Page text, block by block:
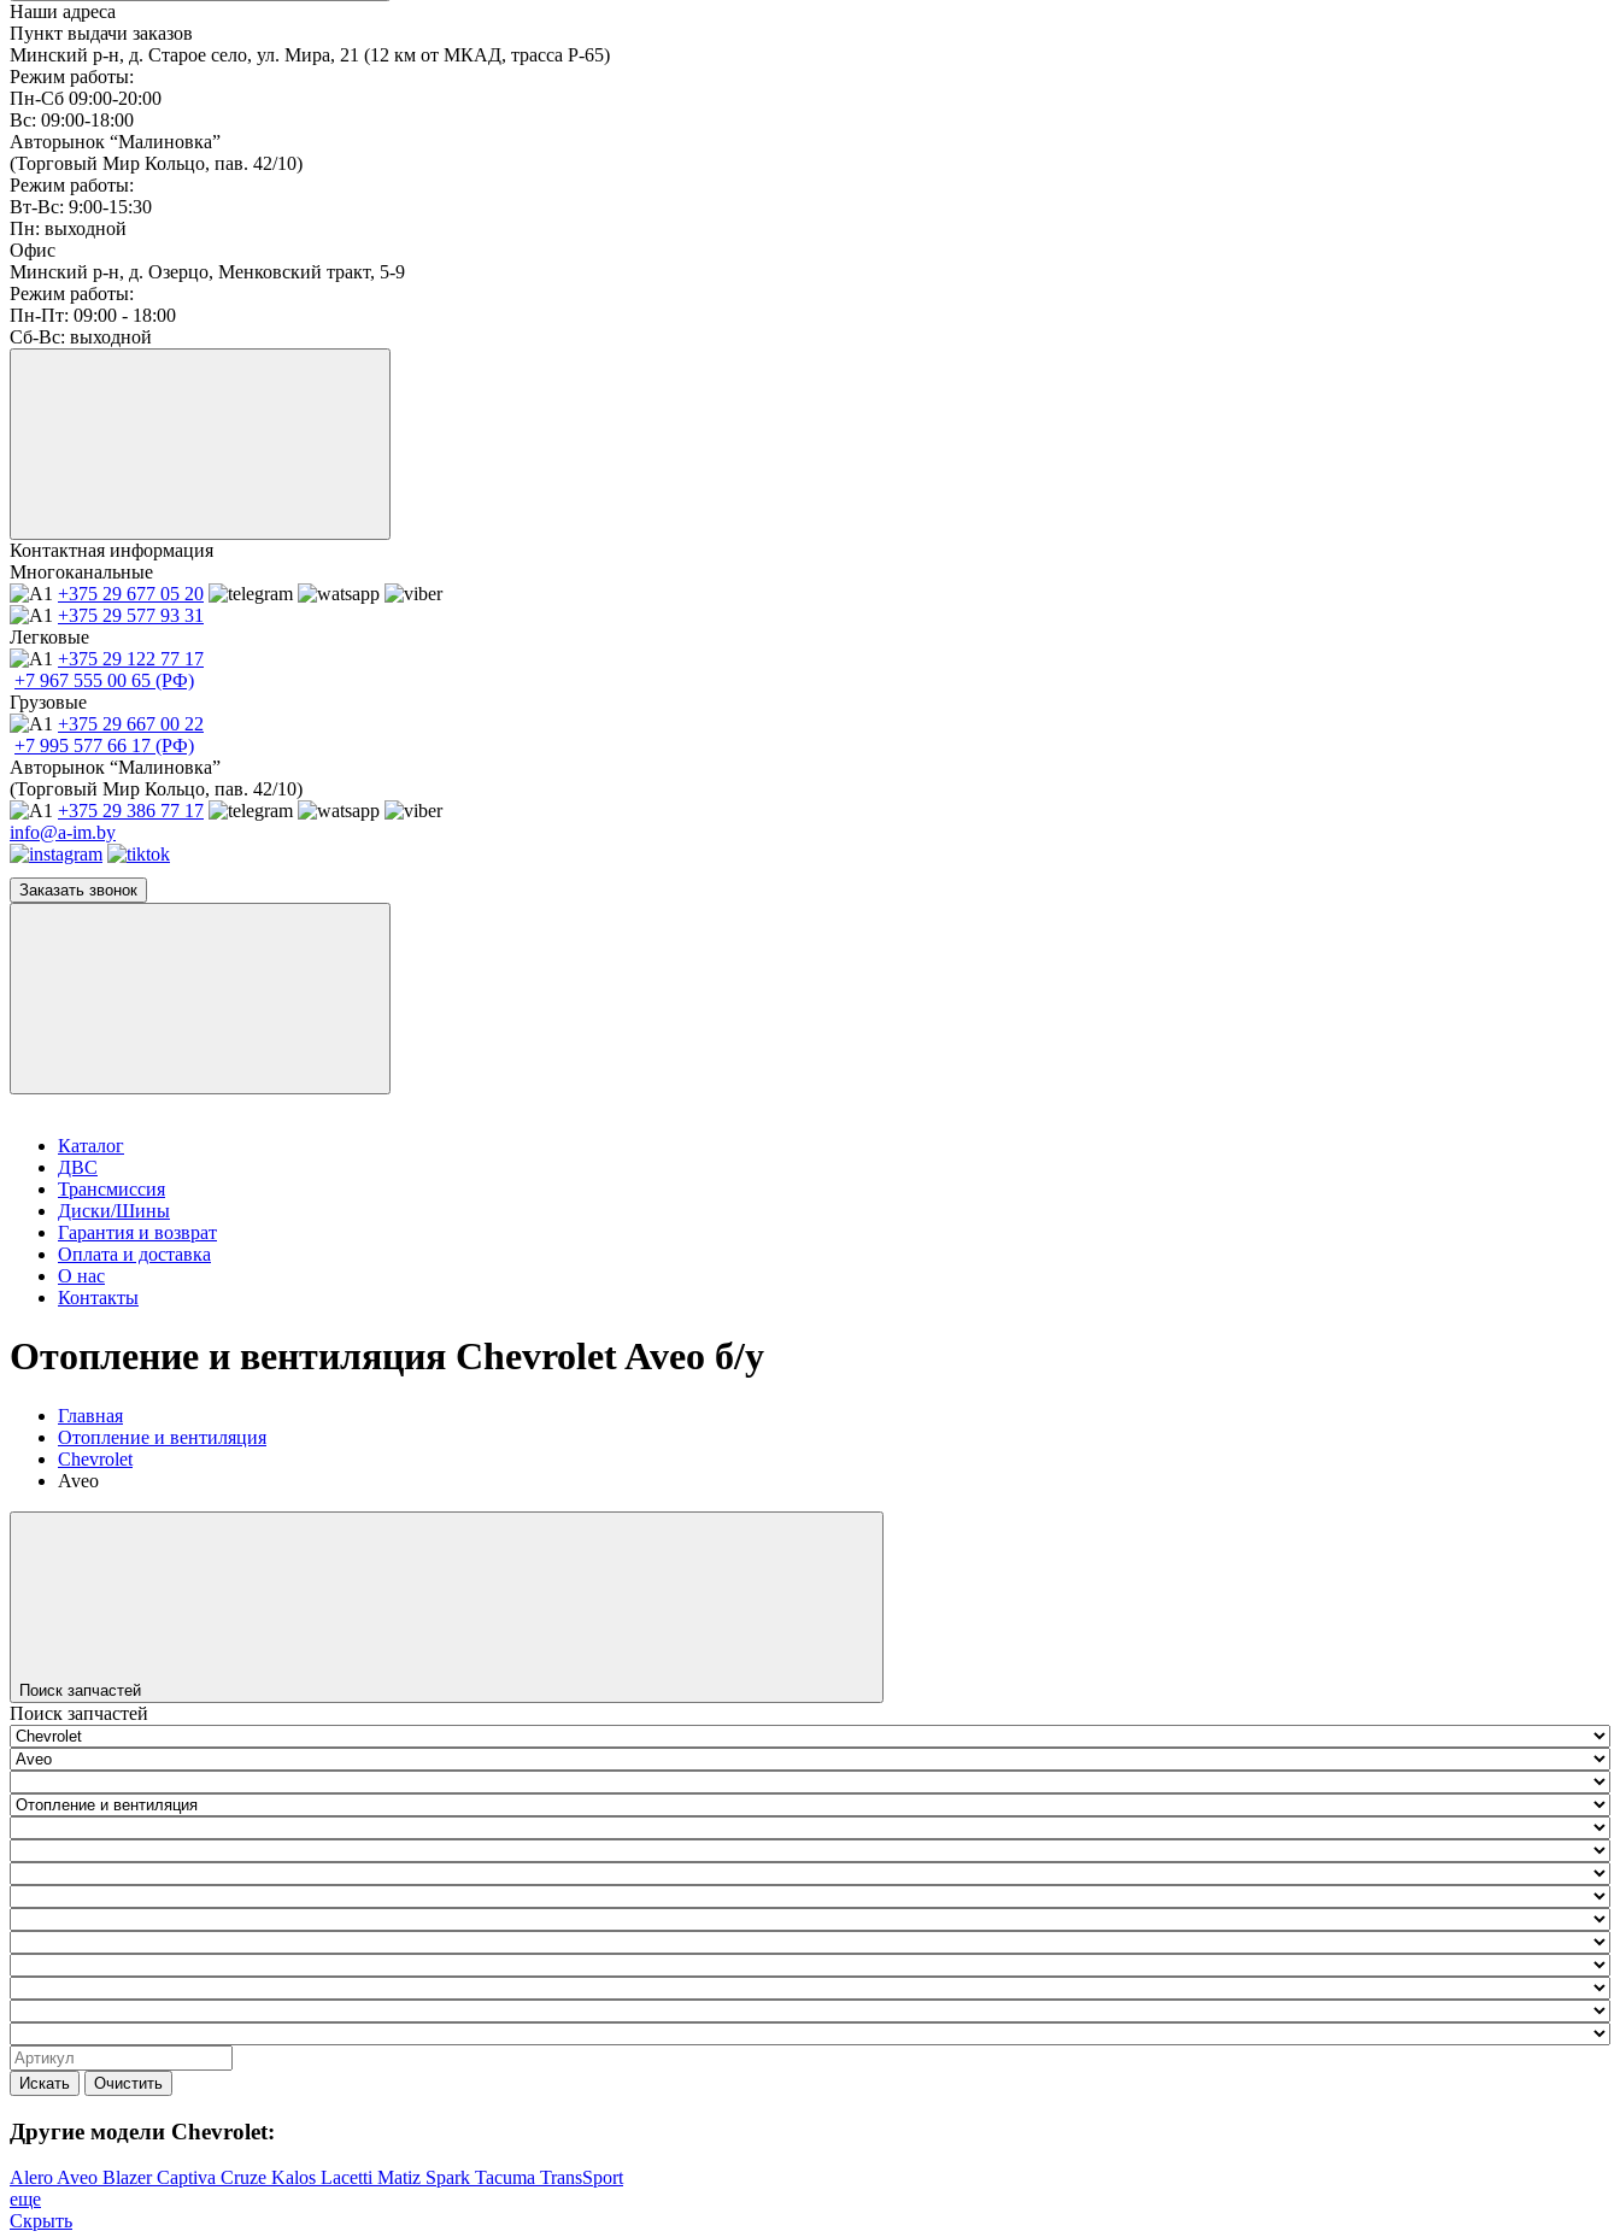
Наши адреса
Пункт выдачи заказов
Минский р-н, д. Старое село, ул. Мира, 21 (12 км от МКАД, трасса P-65)
Режим работы:
Пн-Сб 09:00-20:00
Вс: 09:00-18:00
Авторынок “Малиновка”
(Торговый Мир Кольцо, пав. 42/10)
Режим работы:
Вт-Вс: 9:00-15:30
Пн: выходной
Офис
Минский р-н, д. Озерцо, Менковский тракт, 5-9
Режим работы:
Пн-Пт: 09:00 - 18:00
Сб-Вс: выходной
Контактная информация
Многоканальные
+375 29 677 05 20
+375 29 577 93 31
Легковые
+375 29 122 77 17
+7 967 555 00 65 (РФ)
Грузовые
+375 29 667 00 22
+7 995 577 66 17 (РФ)
Авторынок “Малиновка”
(Торговый Мир Кольцо, пав. 42/10)
+375 29 386 77 17
info@a-im.by
Заказать звонок
Каталог
ДВС
Трансмиссия
Диски/Шины
Гарантия и возврат
Оплата и доставка
О нас
Контакты
Отопление и вентиляция Chevrolet Aveo б/у
Главная
Отопление и вентиляция
Chevrolet
Aveo
Поиск запчастей
Поиск запчастей
Искать Очистить
Другие модели Chevrolet:
Alero Aveo BlazerCaptiva Cruze Kalos Lacetti Matiz Spark Tacuma TransSport
еще
Скрыть